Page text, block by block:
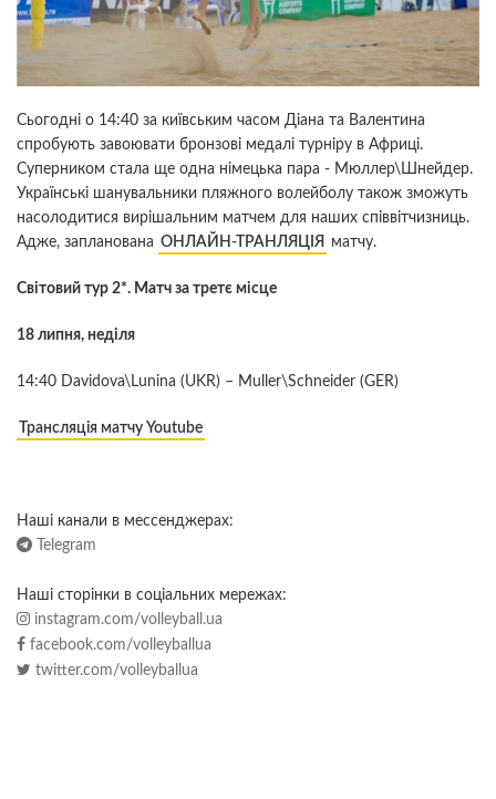
Сьогодні о 14:40 за київським часом Діана та Валентина
спробують завоювати бронзові медалі турніру в Африці.
Суперником стала ще одна німецька пара - Мюллер\Шнейдер.
Українські шанувальники пляжного волейболу також зможуть
насолодитися вирішальним матчем для наших співвітчизниць.
Адже, запланована ОНЛАЙН-ТРАНЛЯЦІЯ матчу.
Світовий тур 2*. Матч за третє місце
18 липня, неділя
14:40 Davidova\Lunina (UKR) – Muller\Schneider (GER)
Трансляція матчу Youtube
Наші канали в мессенджерах:
Telegram
Наші сторінки в соціальних мережах:
instagram.com/volleyball.ua
facebook.com/volleyballua
twitter.com/volleyballua